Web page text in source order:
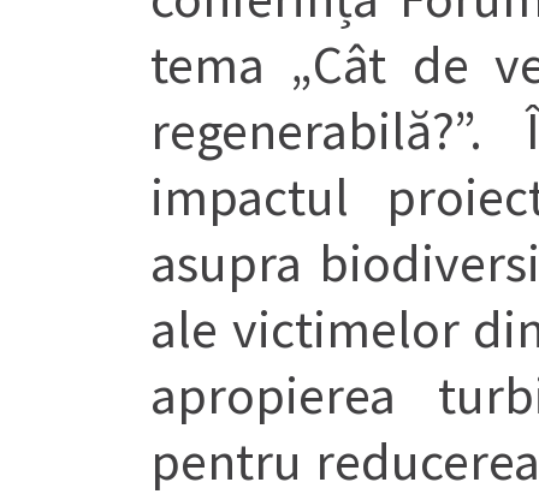
tema „Cât de
impactul
asupra
ale victimelor
apropierea
pentru